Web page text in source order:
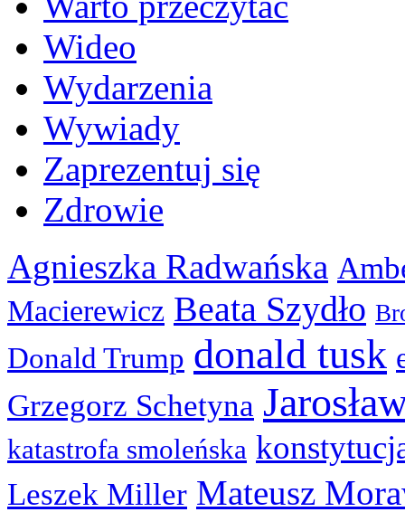
Wideo
Wydarzenia
Wywiady
Zaprezentuj się
Zdrowie
Agnieszka Radwańska
Macierewicz Beata Szydło
Donald Trump donald tusk
Grzegorz Schetyna
katastrofa smoleńska
Leszek Miller Mateusz